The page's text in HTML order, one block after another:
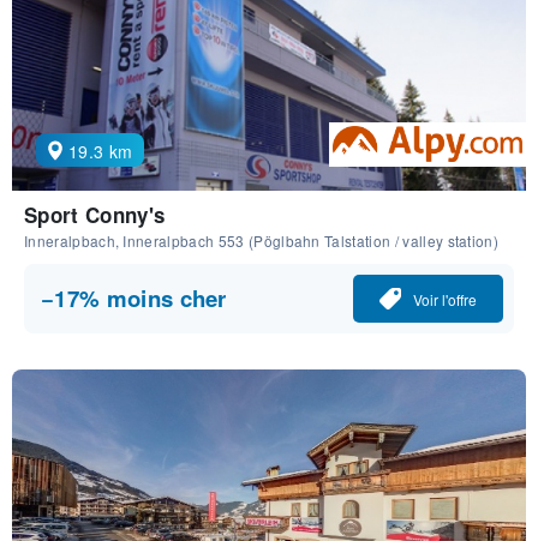
19.3 km
Sport Conny's
Inneralpbach, Inneralpbach 553 (Pöglbahn Talstation / valley station)
−17% moins cher Voir l'offre